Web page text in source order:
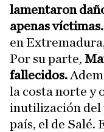
lamentaron
apenas víctimas.
en
Por su parte,
fallecidos.
la costa norte y
inutilización del
país, el de Salé.